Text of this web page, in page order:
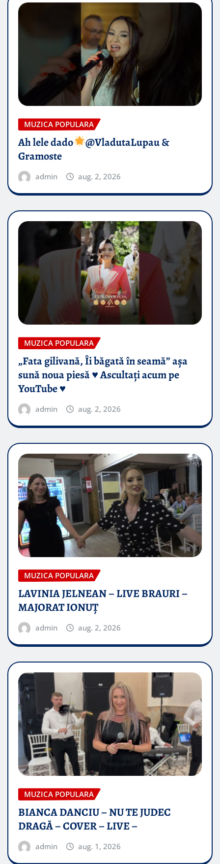
MUZICA POPULARA
Ah lele dado​
@VladutaLupau &
Gramoste
admin aug. 2, 2026
MUZICA POPULARA
„Fata gilivană, Îi băgată în seamă” așa
sună noua piesă ♥️ Ascultați acum pe
YouTube ♥️
admin aug. 2, 2026
MUZICA POPULARA
LAVINIA JELNEAN – LIVE BRAURI –
MAJORAT IONUŢ
admin aug. 2, 2026
MUZICA POPULARA
BIANCA DANCIU – NU TE JUDEC
DRAGĂ – COVER – LIVE –
admin aug. 1, 2026